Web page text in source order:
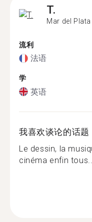
T.
Mar del Plata
流利
法语
学
英语
我喜欢谈论的话题
Le dessin, la
cinéma enfin tous...